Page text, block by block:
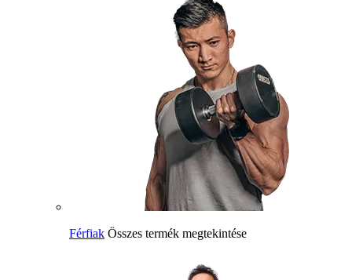
Férfiak Összes termék megtekintése